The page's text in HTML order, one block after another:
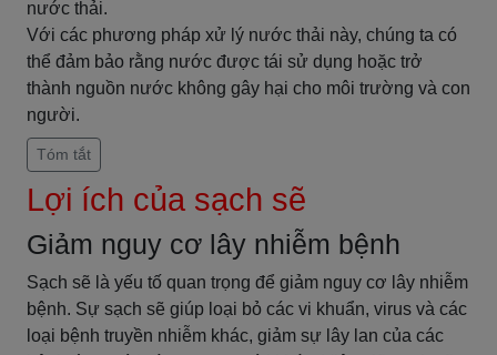
nước thải.
Với các phương pháp xử lý nước thải này, chúng ta có
thể đảm bảo rằng nước được tái sử dụng hoặc trở
thành nguồn nước không gây hại cho môi trường và con
người.
Tóm tắt
Lợi ích của sạch sẽ
Giảm nguy cơ lây nhiễm bệnh
Sạch sẽ là yếu tố quan trọng để giảm nguy cơ lây nhiễm
bệnh. Sự sạch sẽ giúp loại bỏ các vi khuẩn, virus và các
loại bệnh truyền nhiễm khác, giảm sự lây lan của các